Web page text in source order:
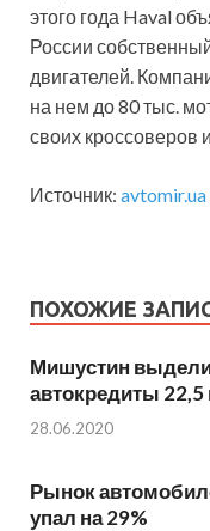
этого года Haval
России
двигателей.
на нем до 80 тыс.
своих кроссоверов
Источник: avtomir.ua
ПОХОЖИЕ
Мишустин
автокредиты
28.06.2020
Рынок
упал на 29%